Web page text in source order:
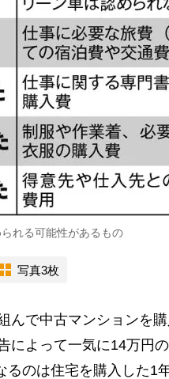
れる可能性があるもの
写真3枚
で中古マンションを
によって一気に14万円
るのは住宅を購入した1